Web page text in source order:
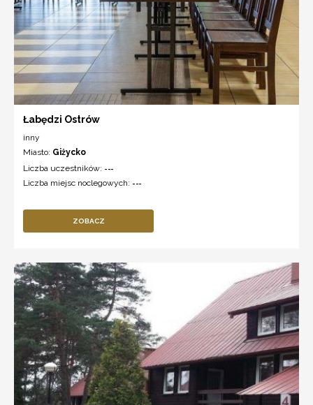
Łabędzi Ostrów
inny
Miasto: Giżycko
Liczba uczestników: ---
Liczba miejsc noclegowych: ---
ZOBACZ